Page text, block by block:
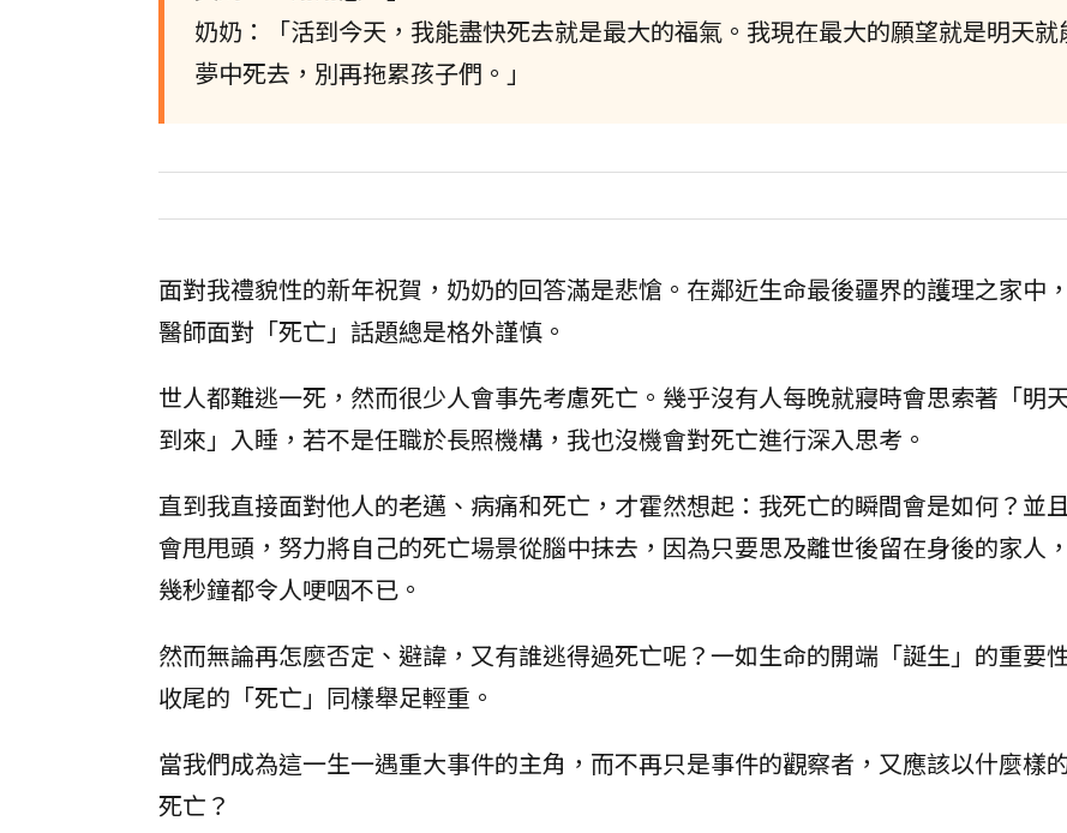
奶奶：「活到今天，我能盡快死去就是最大的福氣。我現在最大的願望就是明天就
夢中死去，別再拖累孩子們。」
面對我禮貌性的新年祝賀，奶奶的回答滿是悲愴。在鄰近生命最後疆界的護理之家中
醫師面對「死亡」話題總是格外謹慎。
世人都難逃一死，然而很少人會事先考慮死亡。幾乎沒有人每晚就寢時會思索著「明
到來」入睡，若不是任職於長照機構，我也沒機會對死亡進行深入思考。
直到我直接面對他人的老邁、病痛和死亡，才霍然想起：我死亡的瞬間會是如何？並
會甩甩頭，努力將自己的死亡場景從腦中抹去，因為只要思及離世後留在身後的家人
幾秒鐘都令人哽咽不已。
然而無論再怎麼否定、避諱，又有誰逃得過死亡呢？一如生命的開端「誕生」的重要
收尾的「死亡」同樣舉足輕重。
當我們成為這一生一遇重大事件的主角，而不再只是事件的觀察者，又應該以什麼樣
死亡？